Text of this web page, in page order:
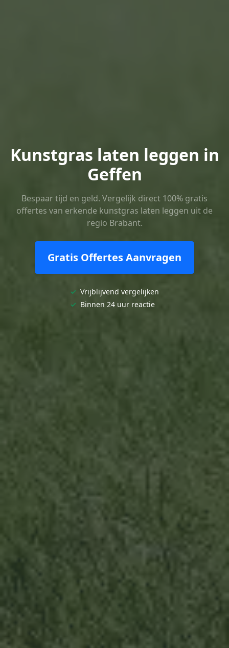
Kunstgras laten leggen in
Geffen
Bespaar tijd en geld. Vergelijk direct 100% gratis
offertes van erkende kunstgras laten leggen uit de
regio Brabant.
Gratis Offertes Aanvragen
✓ Vrijblijvend vergelijken
✓ Binnen 24 uur reactie